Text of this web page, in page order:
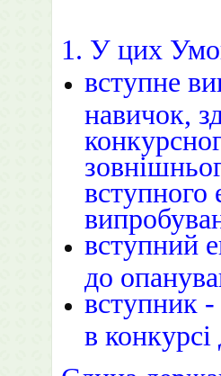
1. У цих
вступне
навичок,
вступного
вступний
до
вступник -
в